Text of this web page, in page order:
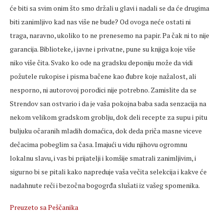
će biti sa svim onim što smo držali u glavi i nadali se da će drugima
biti zanimljivo kad nas više ne bude? Od ovoga neće ostati ni
traga, naravno, ukoliko to ne prenesemo na papir. Pa čak ni to nije
garancija. Biblioteke, i javne i privatne, pune su knjiga koje više
niko više čita. Svako ko ode na gradsku deponiju može da vidi
požutele rukopise i pisma bačene kao đubre koje nažalost, ali
nesporno, ni autorovoj porodici nije potrebno. Zamislite da se
Strendov san ostvario i da je vaša pokojna baba sada senzacija na
nekom velikom gradskom groblju, dok deli recepte za supu i pitu
buljuku očaranih mladih domaćica, dok deda priča masne viceve
dečacima pobeglim sa časa. Imajući u vidu njihovu ogromnu
lokalnu slavu, i vas bi prijatelji i komšije smatrali zanimljivim, i
sigurno bi se pitali kako napreduje vaša večita selekcija i kakve će
nadahnute reči i bezočna bogogrđa slušati iz vašeg spomenika.
Preuzeto sa Peščanika